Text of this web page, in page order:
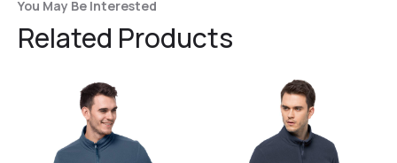
You May Be Interested
Related Products